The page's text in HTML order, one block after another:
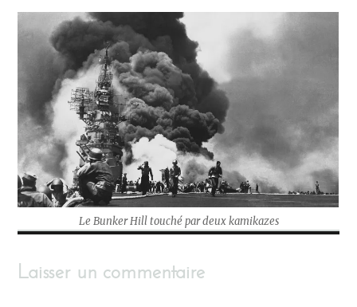
Le Bunker Hill touché par deux kamikazes
Laisser un commentaire